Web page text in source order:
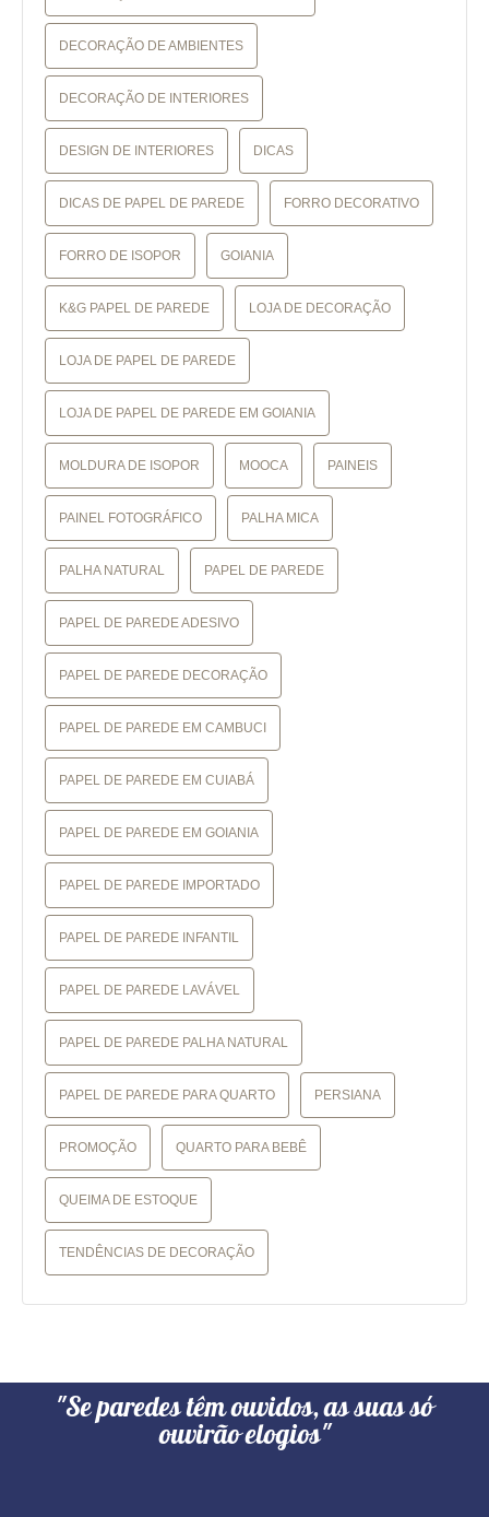
DECORAÇÃO DE AMBIENTES
DECORAÇÃO DE INTERIORES
DESIGN DE INTERIORES DICAS
DICAS DE PAPEL DE PAREDE FORRO DECORATIVO
FORRO DE ISOPOR GOIANIA
K&G PAPEL DE PAREDE LOJA DE DECORAÇÃO
LOJA DE PAPEL DE PAREDE
LOJA DE PAPEL DE PAREDE EM GOIANIA
MOLDURA DE ISOPOR MOOCA PAINEIS
PAINEL FOTOGRÁFICO PALHA MICA
PALHA NATURAL PAPEL DE PAREDE
PAPEL DE PAREDE ADESIVO
PAPEL DE PAREDE DECORAÇÃO
PAPEL DE PAREDE EM CAMBUCI
PAPEL DE PAREDE EM CUIABÁ
PAPEL DE PAREDE EM GOIANIA
PAPEL DE PAREDE IMPORTADO
PAPEL DE PAREDE INFANTIL
PAPEL DE PAREDE LAVÁVEL
PAPEL DE PAREDE PALHA NATURAL
PAPEL DE PAREDE PARA QUARTO PERSIANA
PROMOÇÃO QUARTO PARA BEBÊ
QUEIMA DE ESTOQUE
TENDÊNCIAS DE DECORAÇÃO
"Se paredes têm ouvidos, as suas só
ouvirão elogios"